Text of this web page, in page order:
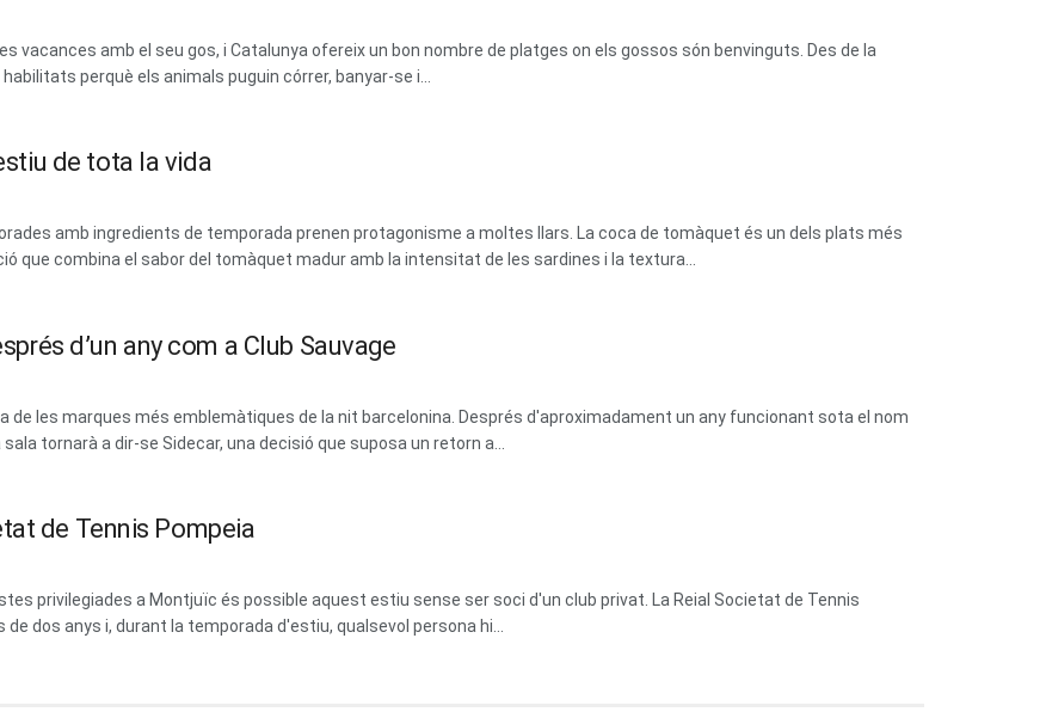
vacances amb el seu gos, i Catalunya ofereix un bon nombre de platges on els gossos són benvinguts. Des de la
perquè els animals puguin córrer, banyar-se i...
de tota la vida
amb ingredients de temporada prenen protagonisme a moltes llars. La coca de tomàquet és un dels plats més
que combina el sabor del tomàquet madur amb la intensitat de les sardines i la textura...
d’un any com a Club Sauvage
de les marques més emblemàtiques de la nit barcelonina. Després d'aproximadament un any funcionant sota el nom
tornarà a dir-se Sidecar, una decisió que suposa un retorn a...
de Tennis Pompeia
privilegiades a Montjuïc és possible aquest estiu sense ser soci d'un club privat. La Reial Societat de Tennis
dos anys i, durant la temporada d'estiu, qualsevol persona hi...